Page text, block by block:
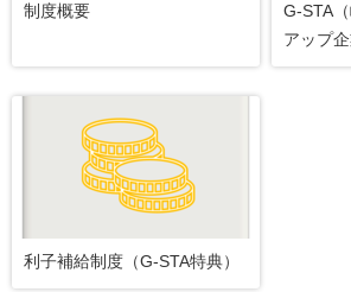
制度概要
G-STA
アップ
利子補給制度（G-STA特典）